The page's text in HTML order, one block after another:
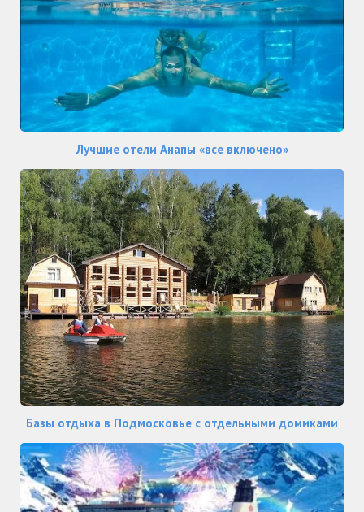
Лучшие отели Анапы «все включено»
Базы отдыха в Подмосковье с отдельными домиками